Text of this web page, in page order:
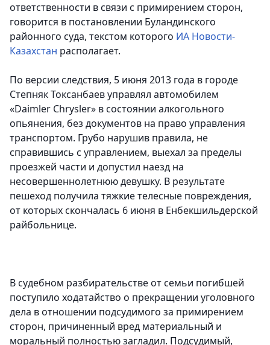
ответственности в связи с примирением сторон,
говорится в постановлении Буландинского
районного суда, текстом которого ИА Новости-
Казахстан располагает.
По версии следствия, 5 июня 2013 года в городе
Степняк Токсанбаев управлял автомобилем
«Daimler Chrysler» в состоянии алкогольного
опьянения, без документов на право управления
транспортом. Грубо нарушив правила, не
справившись с управлением, выехал за пределы
проезжей части и допустил наезд на
несовершеннолетнюю девушку. В результате
пешеход получила тяжкие телесные повреждения,
от которых скончалась 6 июня в Енбекшильдерской
райбольнице.
В судебном разбирательстве от семьи погибшей
поступило ходатайство о прекращении уголовного
дела в отношении подсудимого за примирением
сторон, причиненный вред материальный и
моральный полностью загладил. Подсудимый,